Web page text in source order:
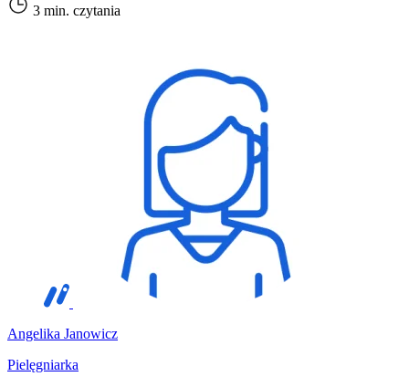
3 min. czytania
Angelika Janowicz
Pielęgniarka